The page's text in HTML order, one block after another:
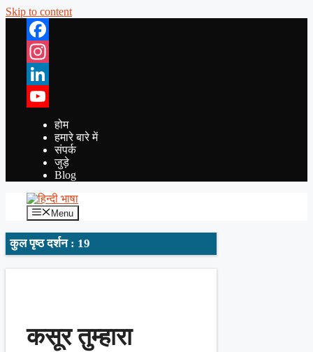
Skip to content
Facebook
Instagram
LinkedIn
YouTube
होम
हमारे बारे में
संपर्क
जुड़े
Blog
Menu
कुल पृष्ठ दर्शन : 19
कसूर तुम्हारा